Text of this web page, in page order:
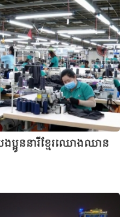
ប្អូននារីខ្មែរឈោងឈាន